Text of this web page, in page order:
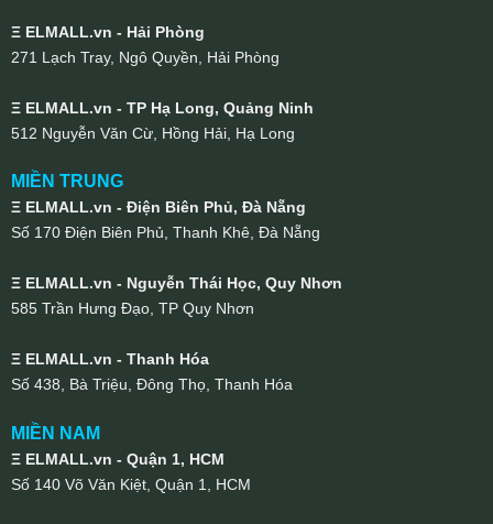
Ξ ELMALL.vn - Hải Phòng
271 Lạch Tray, Ngô Quyền, Hải Phòng
Ξ ELMALL.vn - TP Hạ Long, Quảng Ninh
512 Nguyễn Văn Cừ, Hồng Hải, Hạ Long
MIỀN TRUNG
Ξ ELMALL.vn - Điện Biên Phủ, Đà Nẵng
Số 170 Điện Biên Phủ, Thanh Khê, Đà Nẵng
Ξ ELMALL.vn - Nguyễn Thái Học, Quy Nhơn
585 Trần Hưng Đạo, TP Quy Nhơn
Ξ ELMALL.vn - Thanh Hóa
Số 438, Bà Triệu, Đông Thọ, Thanh Hóa
MIỀN NAM
Ξ ELMALL.vn - Quận 1, HCM
Số 140 Võ Văn Kiệt, Quận 1, HCM